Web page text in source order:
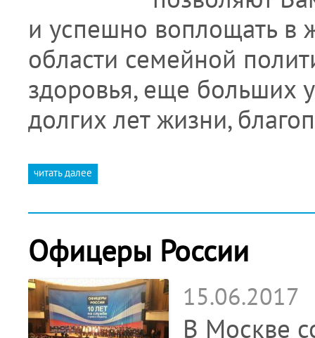
и успешно воплощать в
области семейной
здоровья, еще больших
долгих лет жизни,
читать далее
Офицеры России
15.06.2017
В Москве